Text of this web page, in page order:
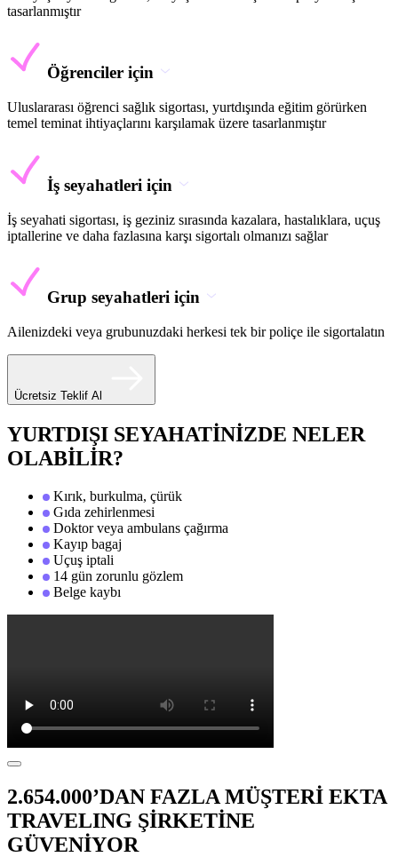
tasarlanmıştır
Öğrenciler için
Uluslararası öğrenci sağlık sigortası, yurtdışında eğitim görürken
temel teminat ihtiyaçlarını karşılamak üzere tasarlanmıştır
İş seyahatleri için
İş seyahati sigortası, iş geziniz sırasında kazalara, hastalıklara, uçuş
iptallerine ve daha fazlasına karşı sigortalı olmanızı sağlar
Grup seyahatleri için
Ailenizdeki veya grubunuzdaki herkesi tek bir poliçe ile sigortalatın
Ücretsiz Teklif Al
YURTDIŞI SEYAHATİNİZDE NELER
OLABİLİR?
Kırık, burkulma, çürük
Gıda zehirlenmesi
Doktor veya ambulans çağırma
Kayıp bagaj
Uçuş iptali
14 gün zorunlu gözlem
Belge kaybı
2.654.000’DAN FAZLA MÜŞTERİ EKTA
TRAVELING ŞİRKETİNE
GÜVENİYOR